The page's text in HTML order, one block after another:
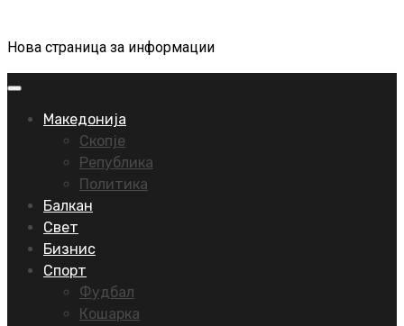
Нова страница за информации
Primary
Македонија
Скопје
Република
Политика
Балкан
Свет
Бизнис
Спорт
Фудбал
Кошарка